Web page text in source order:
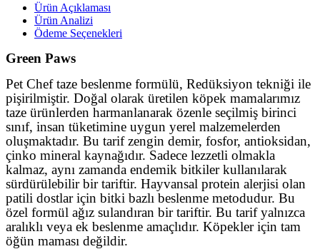
Ürün Açıklaması
Ürün Analizi
Ödeme Seçenekleri
Green Paws
Pet Chef taze beslenme formülü, Redüksiyon tekniği ile
pişirilmiştir. Doğal olarak üretilen köpek mamalarımız
taze ürünlerden harmanlanarak özenle seçilmiş birinci
sınıf, insan tüketimine uygun yerel malzemelerden
oluşmaktadır. Bu tarif zengin demir, fosfor, antioksidan,
çinko mineral kaynağıdır. Sadece lezzetli olmakla
kalmaz, aynı zamanda endemik bitkiler kullanılarak
sürdürülebilir bir tariftir. Hayvansal protein alerjisi olan
patili dostlar için bitki bazlı beslenme metodudur. Bu
özel formül ağız sulandıran bir tariftir. Bu tarif yalnızca
aralıklı veya ek beslenme amaçlıdır. Köpekler için tam
öğün maması değildir.